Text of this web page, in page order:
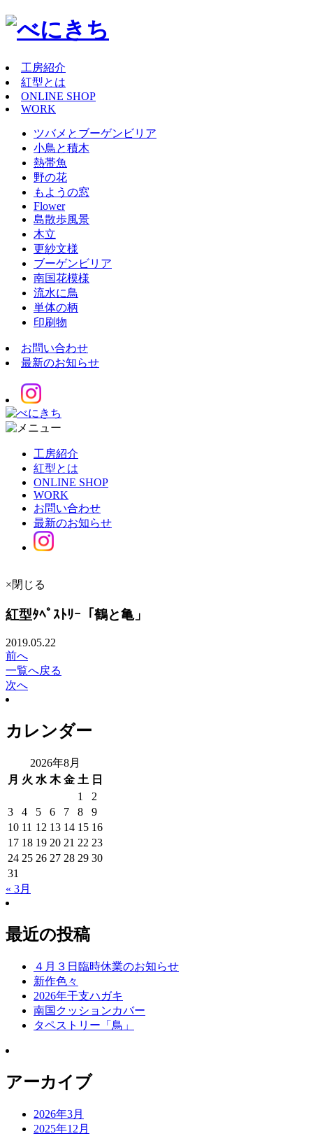
工房紹介
紅型とは
ONLINE SHOP
WORK
ツバメとブーゲンビリア
小鳥と積木
熱帯魚
野の花
もようの窓
Flower
島散歩風景
木立
更紗文様
ブーゲンビリア
南国花模様
流水に鳥
単体の柄
印刷物
お問い合わせ
最新のお知らせ
工房紹介
紅型とは
ONLINE SHOP
WORK
お問い合わせ
最新のお知らせ
×閉じる
紅型ﾀﾍﾟｽﾄﾘｰ「鶴と亀」
2019.05.22
前へ
一覧へ戻る
次へ
カレンダー
2026年8月
月 火 水 木 金 土 日
1
2
3
4 5 6 7 8
9
10 11 12 13 14 15 16
17 18 19 20 21 22 23
24 25 26 27 28 29 30
31
« 3月
最近の投稿
４月３日臨時休業のお知らせ
新作色々
2026年干支ハガキ
南国クッションカバー
タペストリー「鳥」
アーカイブ
2026年3月
2025年12月